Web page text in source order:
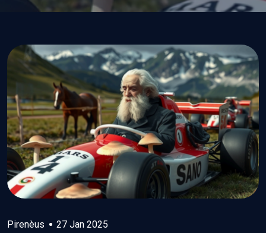
Pirenèus 27 Jan 2025